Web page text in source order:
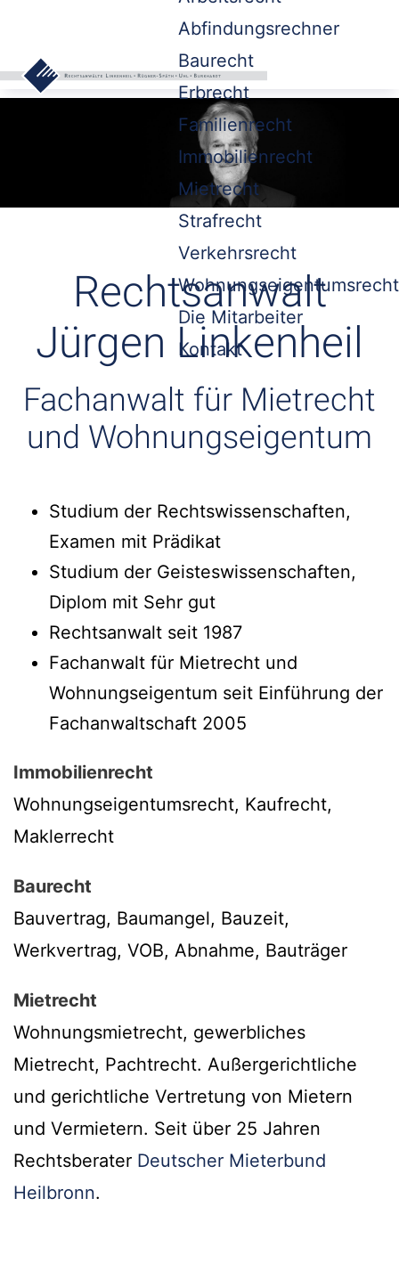
Abfindungsrechner
Baurecht
Erbrecht
Familienrecht
Immobilienrecht
Mietrecht
Strafrecht
Verkehrsrecht
Wohnungseigentumsrecht
Die Mitarbeiter
Kontakt
Rechtsanwalt
Jürgen Linkenheil
Fachanwalt für Mietrecht
und Wohnungseigentum
Studium der Rechtswissenschaften,
Examen mit Prädikat
Studium der Geisteswissenschaften,
Diplom mit Sehr gut
Rechtsanwalt seit 1987
Fachanwalt für Mietrecht und
Wohnungseigentum seit Einführung der
Fachanwaltschaft 2005
Immobilienrecht
Wohnungseigentumsrecht, Kaufrecht,
Maklerrecht
Baurecht
Bauvertrag, Baumangel, Bauzeit,
Werkvertrag, VOB, Abnahme, Bauträger
Mietrecht
Wohnungsmietrecht, gewerbliches
Mietrecht, Pachtrecht. Außergerichtliche
und gerichtliche Vertretung von Mietern
und Vermietern. Seit über 25 Jahren
Rechtsberater Deutscher Mieterbund
Heilbronn.